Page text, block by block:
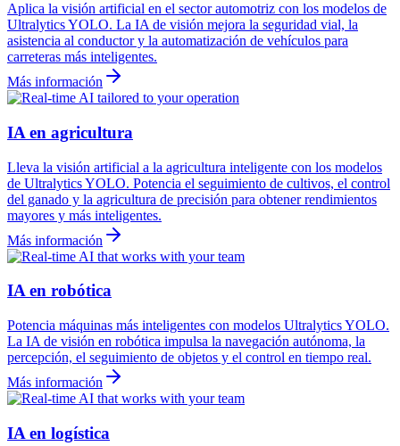
Aplica la visión artificial en el sector automotriz con los modelos de
Ultralytics YOLO. La IA de visión mejora la seguridad vial, la
asistencia al conductor y la automatización de vehículos para
carreteras más inteligentes.
Más información
IA en agricultura
Lleva la visión artificial a la agricultura inteligente con los modelos
de Ultralytics YOLO. Potencia el seguimiento de cultivos, el control
del ganado y la agricultura de precisión para obtener rendimientos
mayores y más inteligentes.
Más información
IA en robótica
Potencia máquinas más inteligentes con modelos Ultralytics YOLO.
La IA de visión en robótica impulsa la navegación autónoma, la
percepción, el seguimiento de objetos y el control en tiempo real.
Más información
IA en logística